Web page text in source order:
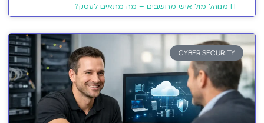
IT מנוהל מול איש מחשבים – מה מתאים לעסק?
CYBER SECURITY